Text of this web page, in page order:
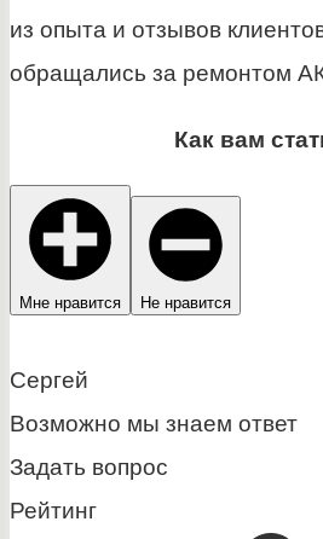
из опыта и отзывов
обращались за ремонтом
Как вам
Мне нравится Не нравится
Сергей
Возможно мы знаем ответ
Задать вопрос
Рейтинг